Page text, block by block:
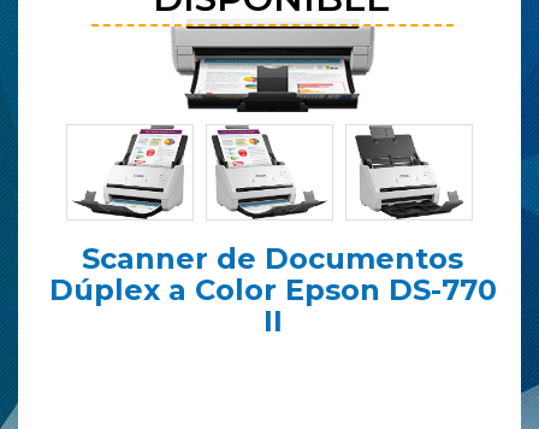
Scanner de Documentos
Dúplex a Color Epson DS-770
II